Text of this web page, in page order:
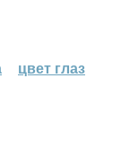
цвет глаз